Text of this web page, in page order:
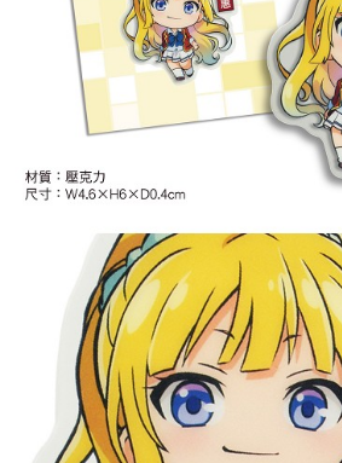
宅配-木棉花樂園專用
每筆NT$100，滿NT$1,300(含以上)免運費
宅配-離島(澎湖/金門/馬祖)-木棉花樂園專用
黑貓宅配-貨到付款
✈️ 海外配送